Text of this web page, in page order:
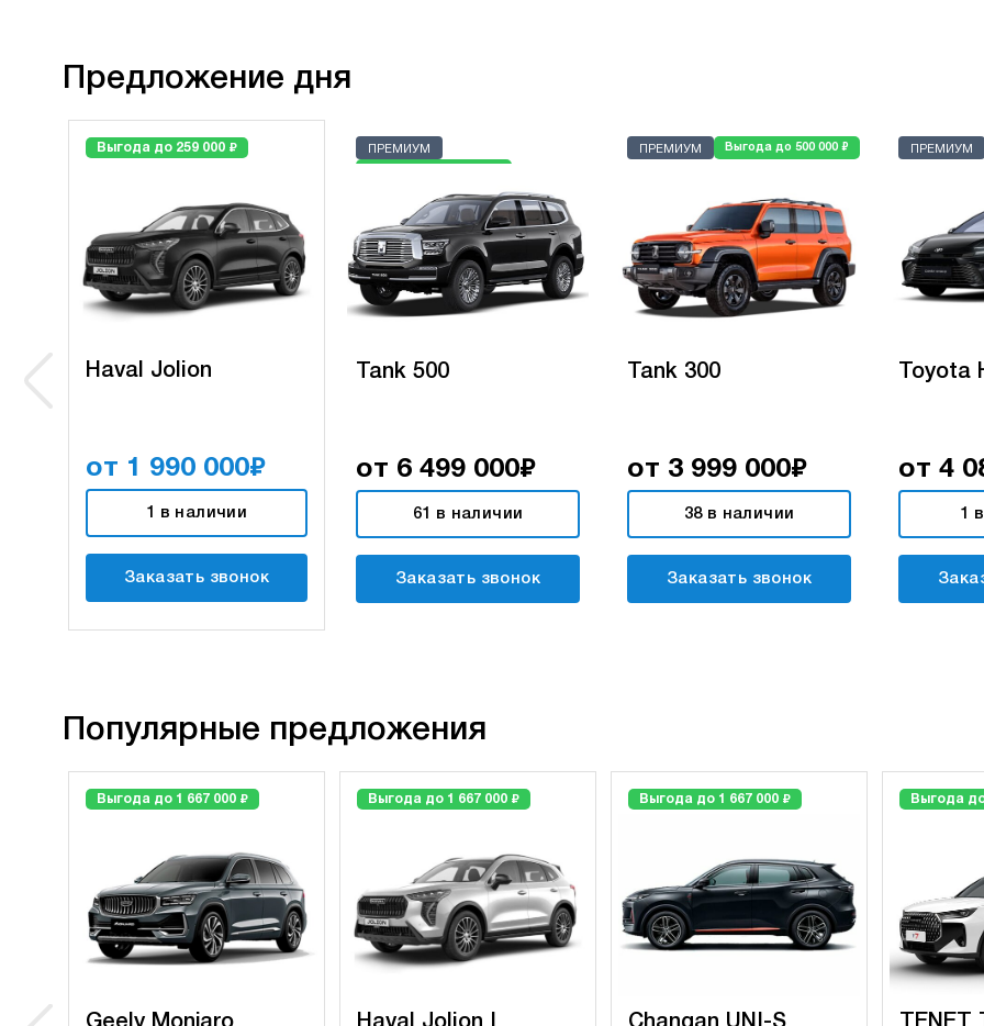
Предложение дня
Выгода до 259 000 ₽
Haval Jolion
от 1 990 000₽
1 в наличии
Заказать звонок
ПРЕМИУМ
Tank 500
от 6 499 000₽
61 в наличии
Заказать звонок
ПРЕМИУМ Выгода до 500 000 ₽
Tank 300
от 3 999 000₽
38 в наличии
Заказать звонок
ПРЕМИУМ
Toyota
от 4
1
Популярные предложения
Выгода до 1 667 000 ₽ Выгода до 1 667 000 ₽ Выгода до 1 667 000 ₽ Выгода